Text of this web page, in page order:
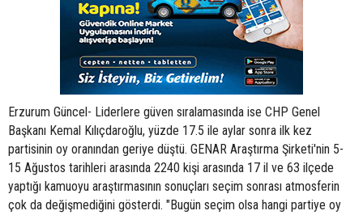
Erzurum Güncel- Liderlere güven sıralamasında ise CHP Genel
Başkanı Kemal Kılıçdaroğlu, yüzde 17.5 ile aylar sonra ilk kez
partisinin oy oranından geriye düştü. GENAR Araştırma Şirketi'nin 5-
15 Ağustos tarihleri arasında 2240 kişi arasında 17 il ve 63 ilçede
yaptığı kamuoyu araştırmasının sonuçları seçim sonrası atmosferin
çok da değişmediğini gösterdi. "Bugün seçim olsa hangi partiye oy